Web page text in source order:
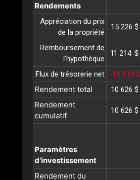
Rendements
Appréciation du prix
de la propriété
15 226 $
Remboursement de
l’hypothèque
11 214 $
Flux de trésorerie net -15 814 $
Rendement total 10 626 $
Rendement
cumulatif
10 626 $
Paramètres
d’investissement
Rendement du